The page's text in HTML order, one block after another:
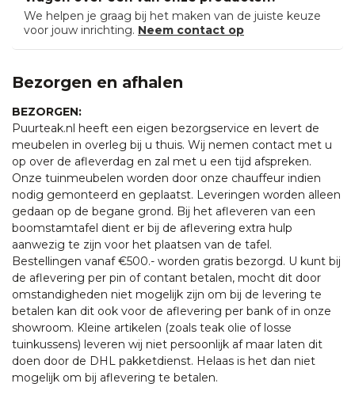
We helpen je graag bij het maken van de juiste keuze
voor jouw inrichting. Neem contact op
Bezorgen en afhalen
BEZORGEN:
Puurteak.nl heeft een eigen bezorgservice en levert de
meubelen in overleg bij u thuis. Wij nemen contact met u
op over de afleverdag en zal met u een tijd afspreken.
Onze tuinmeubelen worden door onze chauffeur indien
nodig gemonteerd en geplaatst. Leveringen worden alleen
gedaan op de begane grond. Bij het afleveren van een
boomstamtafel dient er bij de aflevering extra hulp
aanwezig te zijn voor het plaatsen van de tafel.
Bestellingen vanaf €500.- worden gratis bezorgd. U kunt bij
de aflevering per pin of contant betalen, mocht dit door
omstandigheden niet mogelijk zijn om bij de levering te
betalen kan dit ook voor de aflevering per bank of in onze
showroom. Kleine artikelen (zoals teak olie of losse
tuinkussens) leveren wij niet persoonlijk af maar laten dit
doen door de DHL pakketdienst. Helaas is het dan niet
mogelijk om bij aflevering te betalen.